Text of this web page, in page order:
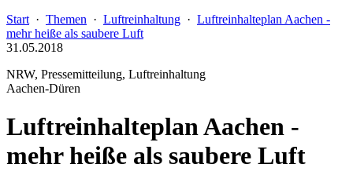
Start · Themen · Luftreinhaltung · Luftreinhalteplan Aachen -
mehr heiße als saubere Luft
31.05.2018
NRW, Pressemitteilung, Luftreinhaltung
Aachen-Düren
Luftreinhalteplan Aachen -
mehr heiße als saubere Luft